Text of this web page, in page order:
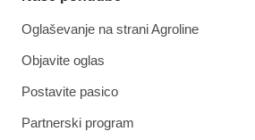
Oglaševanje na strani Agroline
Objavite oglas
Postavite pasico
Partnerski program